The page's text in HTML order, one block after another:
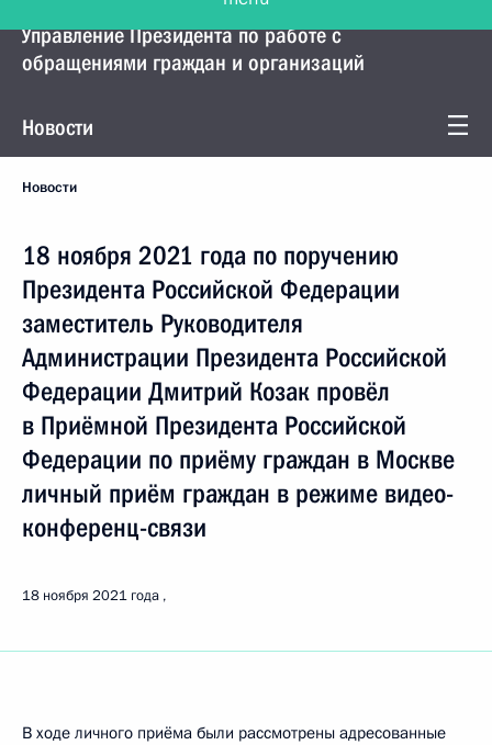
Управление Президента по работе с
обращениями граждан и организаций
Новости
Новости
18 ноября 2021 года по поручению
Президента Российской Федерации
заместитель Руководителя
Администрации Президента Российской
Федерации Дмитрий Козак провёл
в Приёмной Президента Российской
Федерации по приёму граждан в Москве
личный приём граждан в режиме видео-
конференц-связи
18 ноября 2021 года
В ходе личного приёма были рассмотрены адресованные